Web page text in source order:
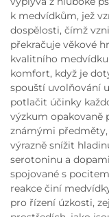
k medvídkům, jež
dospělosti, čímž
překračuje věkové
kvalitního
komfort, když je
spouští uvolňování
potlačit účinky
výzkum opakovaně
známými
výrazně snížit
serotoninu a
spojované s
reakce činí
pro řízení úzkosti,